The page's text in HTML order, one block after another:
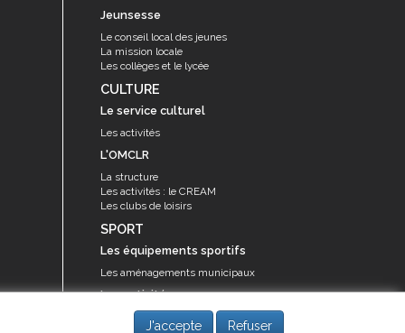
J'accepte Refuser
Jeunsesse
Le conseil local des jeunes
La mission locale
Les collèges et le lycée
CULTURE
Le service culturel
Les activités
L'OMCLR
La structure
Les activités : le CREAM
Les clubs de loisirs
SPORT
Les équipements sportifs
Les aménagements municipaux
Les activités
Les activités du service des sports